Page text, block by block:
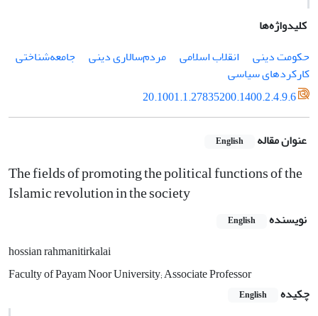
کلیدواژه‌ها
حکومت دینی
انقلاب اسلامی مردم‌سالاری دینی
جامعه‌شناختی
کارکردهای سیاسی
20.1001.1.27835200.1400.2.4.9.6
عنوان مقاله English
The fields of promoting the political functions of the
Islamic revolution in the society
نویسنده English
hossian rahmanitirkalai
Faculty of Payam Noor University; Associate Professor
چکیده
English